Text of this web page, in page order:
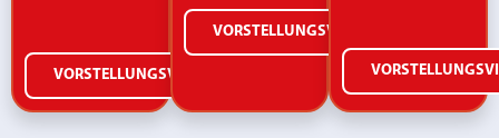
VORSTELLUNGSVIDEO
VORSTELLUNGSVIDEO